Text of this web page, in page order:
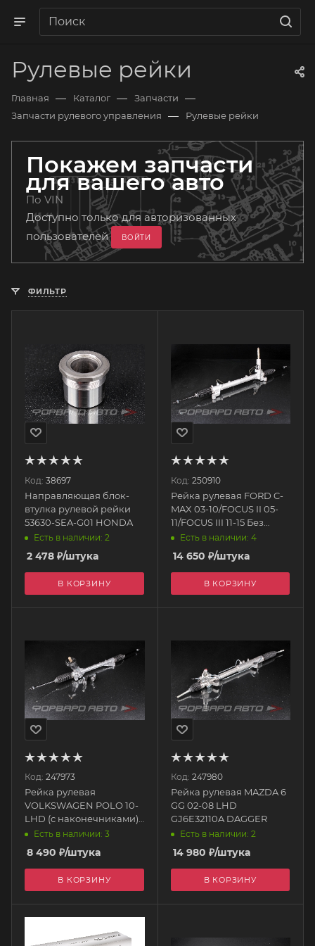
Рулевые рейки
Главная — Каталог — Запчасти —
Запчасти рулевого управления — Рулевые рейки
Покажем запчасти
для вашего авто
По VIN
Доступно только для авторизованных
пользователей
ВОЙТИ
ФИЛЬТР
Код: 38697
Направляющая блок-
втулка рулевой рейки
53630-SEA-G01 HONDA
Есть в наличии: 2
2 478 ₽/штука
В КОРЗИНУ
Код: 250910
Рейка рулевая FORD C-
MAX 03-10/FOCUS II 05-
11/FOCUS III 11-15 Без
датчика 1768611 DAGGER
Есть в наличии: 4
14 650 ₽/штука
В КОРЗИНУ
Код: 247973
Рейка рулевая
VOLKSWAGEN POLO 10-
LHD (с наконечниками)
6RU423057K DAGGER
Есть в наличии: 3
8 490 ₽/штука
В КОРЗИНУ
Код: 247980
Рейка рулевая MAZDA 6
GG 02-08 LHD
GJ6E32110A DAGGER
Есть в наличии: 2
14 980 ₽/штука
В КОРЗИНУ